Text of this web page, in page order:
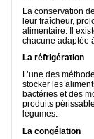
La conservation
leur fraîcheur,
alimentaire. Il
chacune adaptée
La réfrigération
L’une des
stocker les
bactéries et des
produits
légumes.
La congélation